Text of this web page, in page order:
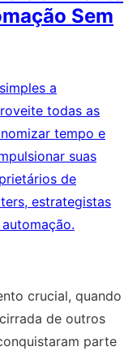
Sem
a
todas as
tempo e
suas
de
estrategistas
crucial, quando
de outros
parte